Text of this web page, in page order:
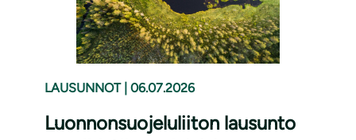
LAUSUNNOT 06.07.2026
Luonnonsuojeluliiton lausunto